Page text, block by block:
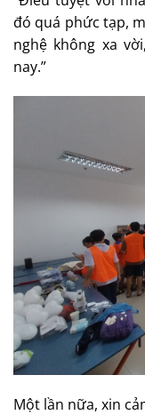
đó quá phức tạp,
nghệ không xa
nay.”
Một lần nữa, xin